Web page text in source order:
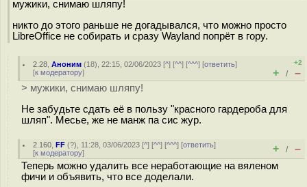
мужики, снимаю шляпу!
никто до этого раньше не догадывался, что можно просто
LibreOffice не собирать и сразу Wayland попрёт в гору.
2.28 ,Аноним (18), 22:15, 02/06/2023 [^] [^^] [^^^] [ответить]
[к модератору]
+2
+ / –
> мужики, снимаю шляпу!
Не забудьте сдать её в пользу "красного гардероба для
шляп". Месье, же не манж па сис жур.
2.160 ,FF (?), 11:28, 03/06/2023 [^] [^^] [^^^] [ответить]
[к модератору] + / –
Теперь можно удалить все неработающие на вяленом
фичи и объявить, что все доделали.